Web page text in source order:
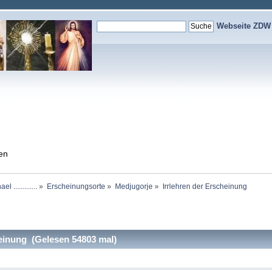
Webseite ZDW
.............» Erscheinungsorte » Medjugorje » Irrlehren der Erscheinung
(Gelesen 54803 mal)